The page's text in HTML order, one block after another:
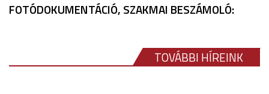
FOTÓDOKUMENTÁCIÓ, SZAKMAI BESZÁMOLÓ:
TOVÁBBI HÍREINK